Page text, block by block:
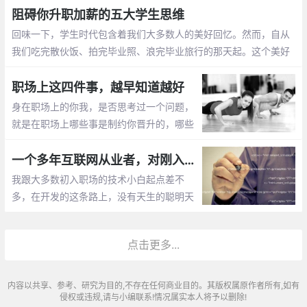
导上面还有领导
阻碍你升职加薪的五大学生思维
回味一下，学生时代包含着我们大多数人的美好回忆。然而，自从
我们吃完散伙饭、拍完毕业照、浪完毕业旅行的那天起。这个美好
学会新的规则和思维方式
职场上这四件事，越早知道越好
身在职场上的你我，是否思考过一个问题，
就是在职场上哪些事是制约你晋升的，哪些
聊，职场上的那些事，希望对你有所帮助，
同时，也希望你能够参与进来，一起讨论。
废话不多说
一个多年互联网从业者，对刚入职场人最真诚的忠告
我跟大多数初入职场的技术小白起点差不
多，在开发的这条路上，没有天生的聪明天
北邮北航的硕士下，自己也常常因此感到惭
点击更多...
内容以共享、参考、研究为目的,不存在任何商业目的。其版权属原作者所有,如有
侵权或违规,请与小编联系!情况属实本人将予以删除!